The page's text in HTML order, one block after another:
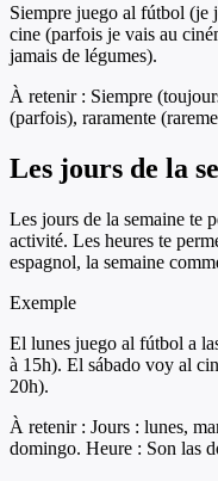
Siempre juego al fútbol (je
cine (parfois je vais au
jamais de légumes).
À retenir : Siempre
(parfois), raramente
Les jours de la
Les jours de la semaine te
activité. Les heures te
espagnol, la semaine
Exemple
El lunes juego al fútbol a
à 15h). El sábado voy al
20h).
À retenir : Jours : lunes,
domingo. Heure : Son las